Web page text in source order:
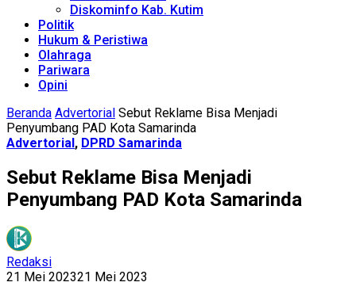
Diskominfo Kab. Kutim
Politik
Hukum & Peristiwa
Olahraga
Pariwara
Opini
Beranda Advertorial Sebut Reklame Bisa Menjadi
Penyumbang PAD Kota Samarinda
Advertorial, DPRD Samarinda
Sebut Reklame Bisa Menjadi
Penyumbang PAD Kota Samarinda
Redaksi
21 Mei 202321 Mei 2023